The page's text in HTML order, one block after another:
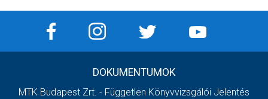
DOKUMENTUMOK
MTK Budapest Zrt. - Független Könyvvizsgálói Jelentés